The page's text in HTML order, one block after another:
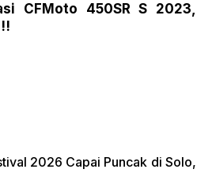
CFMoto 450SR S 2023,
2026 Capai Puncak di Solo,